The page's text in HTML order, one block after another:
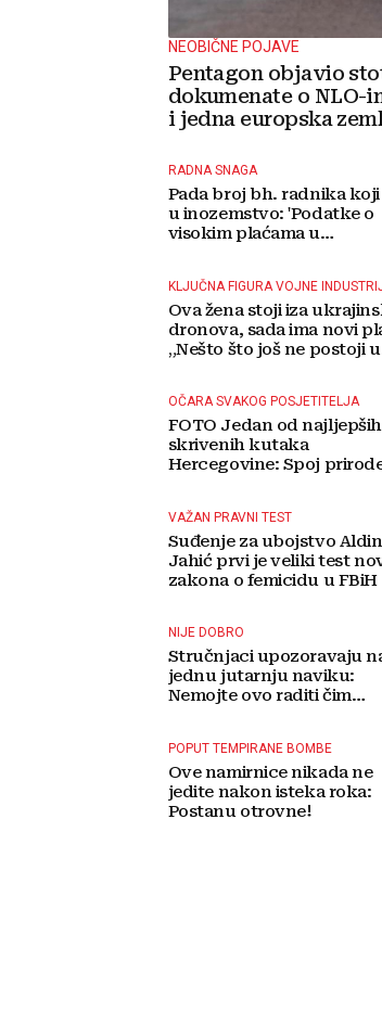
NEOBIČNE POJAVE
Pentagon objavio
dokumenate o NLO-
i jedna europska
RADNA SNAGA
Pada broj bh. radnika
u inozemstvo: 'Podatke o
visokim plaćama u
KLJUČNA FIGURA VOJNE
Ova žena stoji iza
dronova, sada ima novi
„Nešto što još ne postoji u
OČARA SVAKOG POSJETITELJA
FOTO Jedan od najljepših
skrivenih kutaka
Hercegovine: Spoj
VAŽAN PRAVNI TEST
Suđenje za ubojstvo
Jahić prvi je veliki test
zakona o femicidu u FBiH
NIJE DOBRO
Stručnjaci upozoravaju
jednu jutarnju naviku:
Nemojte ovo raditi čim
POPUT TEMPIRANE BOMBE
Ove namirnice nikada ne
jedite nakon isteka roka:
Postanu otrovne!